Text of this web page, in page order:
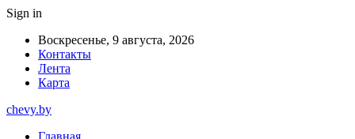
Sign in
Воскресенье, 9 августа, 2026
Контакты
Лента
Карта
chevy.by
Главная